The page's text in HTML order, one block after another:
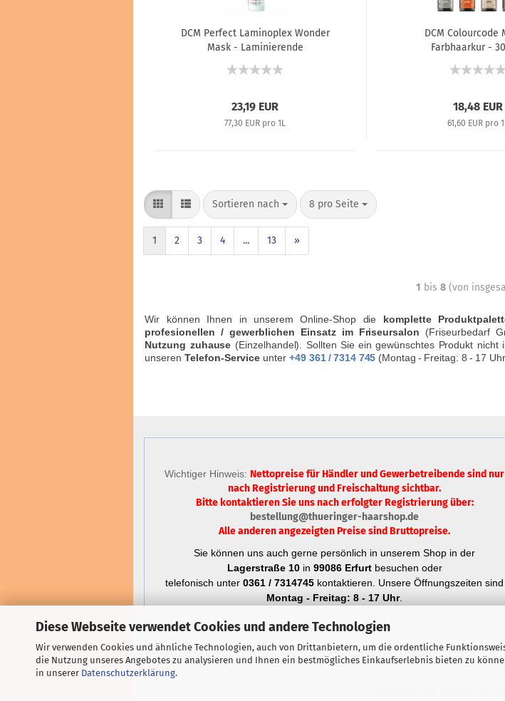
Diese Webseite verwendet Cookies und andere Technologien
Wir verwenden Cookies und ähnliche Technologien, auch von Drittanbietern, um die ordentliche
die Nutzung unseres Angebotes zu analysieren und Ihnen ein bestmögliches Einkaufserlebnis bieten zu
in unserer Datenschutzerklärung.
DCM Perfect Laminoplex Wonder
Mask - Laminierende
Moringa-Extrakt - 300 ml
23,19 EUR
77,30 EUR pro 1L
DCM Colourcode
Farbhaarkur -
18,48 EUR
61,60 EUR pro
Sortieren nach 8 pro Seite
1 2 3 4 ... 13 »
1 bis 8 (von
Wir können Ihnen in unserem Online-Shop die komplette
profesionellen / gewerblichen Einsatz im Friseursalon (Friseurbedarf
Nutzung zuhause (Einzelhandel). Sollten Sie ein gewünschtes Produkt
unserenTelefon-Serviceunter +49 361 / 7314 745 (Montag - Freitag: 8 - 17
Wichtiger Hinweis: Nettopreise für Händler und Gewerbetreibende sind nur
nach Registrierungund Freischaltung sichtbar.
Bitte kontaktieren Sie uns nach erfolgter Registrierung über:
bestellung@thueringer-haarshop.de
Alle anderen angezeigten Preise sind Bruttopreise.
Sie können uns auch gerne persönlich in unserem Shop in der
Lagerstraße 10in 99086 Erfurtbesuchen oder
telefonisch unter 0361 / 7314745 kontaktieren. Unsere Öffnungszeiten sind
Montag - Freitag: 8 - 17 Uhr.